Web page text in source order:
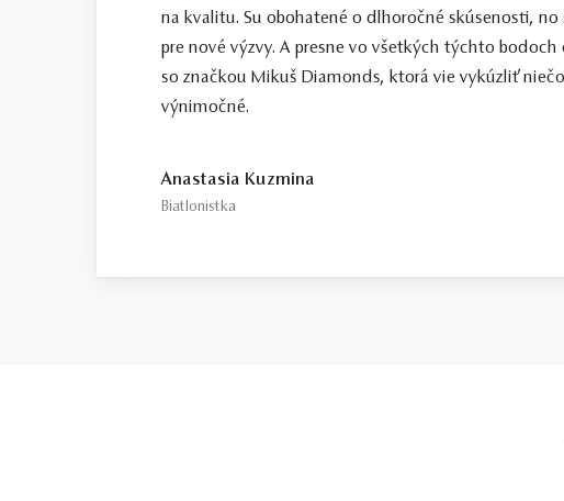
na kvalitu. Su obohatené o dlhoročné skúsenosti, no
pre nové výzvy. A presne vo všetkých týchto
so značkou Mikuš Diamonds, ktorá vie vykúzliť
výnimočné.
Anastasia Kuzmina
Biatlonistka